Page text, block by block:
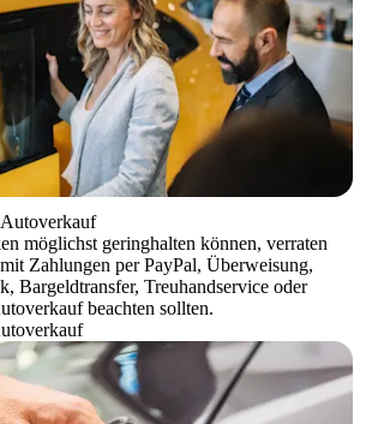
möglichst geringhalten können, verraten
Zahlungen per PayPal, Überweisung,
Bargeldtransfer, Treuhandservice oder
beachten sollten.